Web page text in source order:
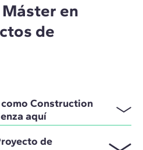
en
de
como Construction
aquí
de